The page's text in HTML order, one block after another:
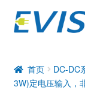
DC-DC系列
工业通信模块
首页 DC-DC
3W)定电压输入，